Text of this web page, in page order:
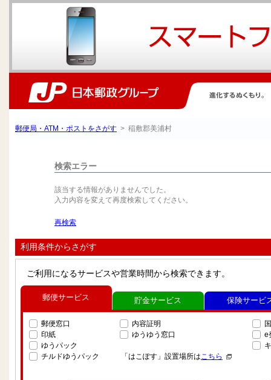
郵便局・ATM・ポストをさがす > 稲敷郡美浦村
検索エラー
該当する情報がありませんでした。
入力内容を変えて再度検索してください。
再検索
利用条件からさがす
ご利用になるサービスや営業時間から検索できます。
郵便サービス
郵便窓口
印紙
ゆうパック
チルドゆうパック
内容証明
ゆうゆう窓口
「はこぽす」設置場所はこちら
e
貯金サービス 保険サービ